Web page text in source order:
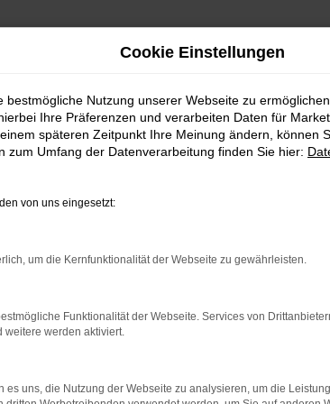
bestimmter Seiten verhindern. Funktioniert
Cookie Einstellungen
bestmögliche Nutzung unserer Webseite zu
Ihre Präferenzen und verarbeiten Daten für
späteren Zeitpunkt Ihre Meinung ändern, können
zum Umfang der Datenverarbeitung finden Sie hier:
von uns eingesetzt:
um die Kernfunktionalität der Webseite zu gewährleisten.
Funktionalität der Webseite. Services von
weitere werden aktiviert.
es uns, die Nutzung der Webseite zu analysieren, um die